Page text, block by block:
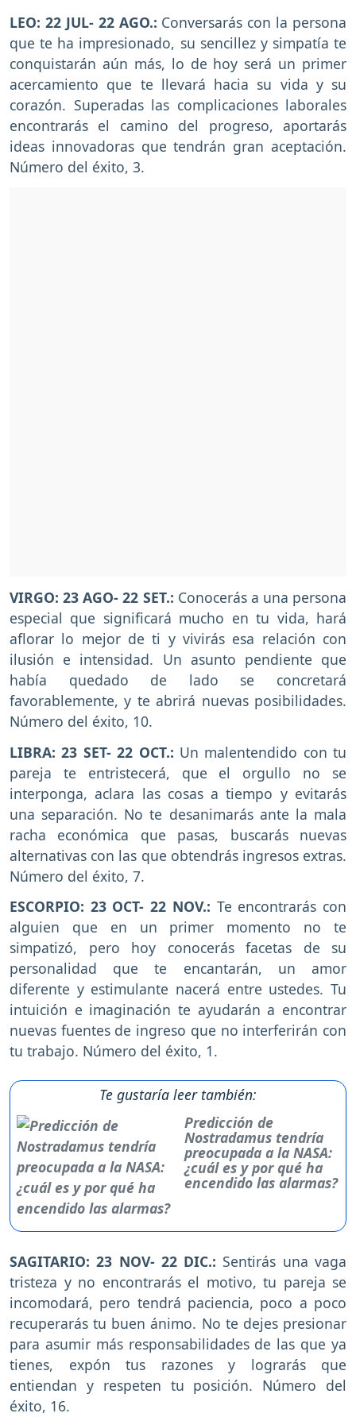
LEO: 22 JUL- 22 AGO.: Conversarás con la persona
que te ha impresionado, su sencillez y simpatía te
conquistarán aún más, lo de hoy será un primer
acercamiento que te llevará hacia su vida y su
corazón. Superadas las complicaciones laborales
encontrarás el camino del progreso, aportarás
ideas innovadoras que tendrán gran aceptación.
Número del éxito, 3.
VIRGO: 23 AGO- 22 SET.: Conocerás a una persona
especial que significará mucho en tu vida, hará
aflorar lo mejor de ti y vivirás esa relación con
ilusión e intensidad. Un asunto pendiente que
había quedado de lado se concretará
favorablemente, y te abrirá nuevas posibilidades.
Número del éxito, 10.
LIBRA: 23 SET- 22 OCT.: Un malentendido con tu
pareja te entristecerá, que el orgullo no se
interponga, aclara las cosas a tiempo y evitarás
una separación. No te desanimarás ante la mala
racha económica que pasas, buscarás nuevas
alternativas con las que obtendrás ingresos extras.
Número del éxito, 7.
ESCORPIO: 23 OCT- 22 NOV.: Te encontrarás con
alguien que en un primer momento no te
simpatizó, pero hoy conocerás facetas de su
personalidad que te encantarán, un amor
diferente y estimulante nacerá entre ustedes. Tu
intuición e imaginación te ayudarán a encontrar
nuevas fuentes de ingreso que no interferirán con
tu trabajo. Número del éxito, 1.
Te gustaría leer también:
Predicción de
Nostradamus tendría
preocupada a la NASA:
¿cuál es y por qué ha
encendido las alarmas?
SAGITARIO: 23 NOV- 22 DIC.: Sentirás una vaga
tristeza y no encontrarás el motivo, tu pareja se
incomodará, pero tendrá paciencia, poco a poco
recuperarás tu buen ánimo. No te dejes presionar
para asumir más responsabilidades de las que ya
tienes, expón tus razones y lograrás que
entiendan y respeten tu posición. Número del
éxito, 16.